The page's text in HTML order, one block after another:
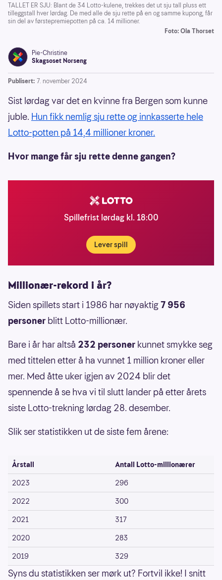
TALLET ER SJU: Blant de 34 Lotto-kulene, trekkes det ut sju tall pluss ett
tilleggstall hver lørdag. De med alle de sju rette på en og samme kupong, får
sin del av førstepremiepotten på ca. 14 millioner.
Foto: Ola Thorset
Pie-Christine
Skagsoset Norseng
Publisert: 7. november 2024
Sist lørdag var det en kvinne fra Bergen som kunne
juble. Hun fikk nemlig sju rette og innkasserte hele
Lotto-potten på 14,4 millioner kroner.
Hvor mange får sju rette denne gangen?
Spillefrist lørdag kl. 18:00
Lever spill
Millionær-rekord i år?
Siden spillets start i 1986 har nøyaktig7 956
personer blitt Lotto-millionær.
Bare i år har altså 232 personer kunnet smykke seg
med tittelen etter å ha vunnet 1 million kroner eller
mer. Med åtte uker igjen av 2024 blir det
spennende å se hva vi til slutt lander på etter årets
siste Lotto-trekning lørdag 28. desember.
Slik ser statistikken ut de siste fem årene:
Årstall
Antall Lotto-millionærer
2023
296
2022
300
2021
317
2020
283
2019
329
Syns du statistikken ser mørk ut? Fortvil ikke! I snitt